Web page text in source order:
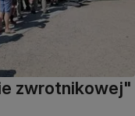
zwrotnikowej"